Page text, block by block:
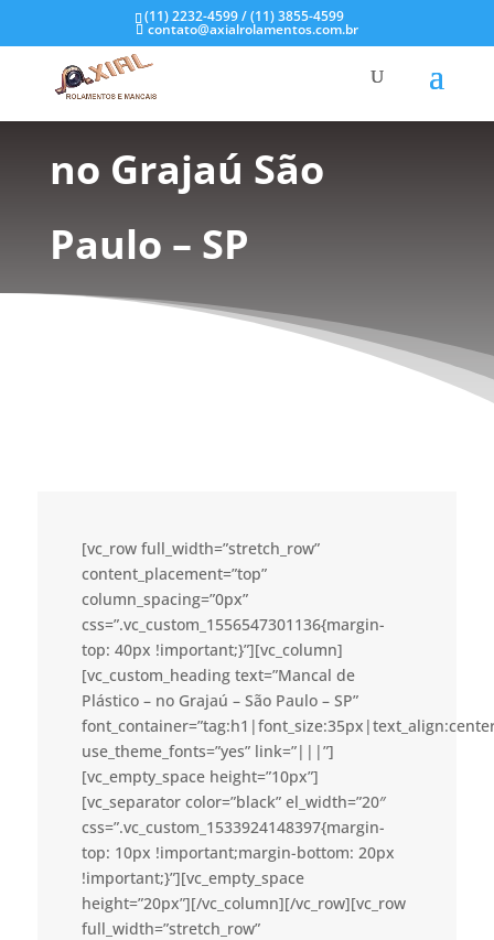
(11) 2232-4599 / (11) 3855-4599
contato@axialrolamentos.com.br
Mancal de Plástico
no Grajaú São
Paulo – SP
[vc_row full_width=”stretch_row”
content_placement=”top”
column_spacing=”0px”
css=”.vc_custom_1556547301136{margin-
top: 40px !important;}”][vc_column]
[vc_custom_heading text=”Mancal de
Plástico – no Grajaú – São Paulo – SP”
use_theme_fonts=”yes” link=”|||”]
[vc_empty_space height=”10px”]
[vc_separator color=”black” el_width=”20″
css=”.vc_custom_1533924148397{margin-
top: 10px !important;margin-bottom: 20px
!important;}”][vc_empty_space
height=”20px”][/vc_column][/vc_row][vc_row
full_width=”stretch_row”